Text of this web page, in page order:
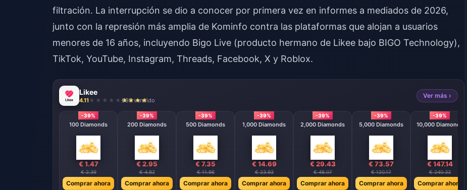
filtración. La interrupción se dio a conocer por primera vez en informes a mediados de 2026,
junto con la represión más amplia de Kominfo contra las plataformas que alojan a usuarios
menores de 16 años, incluyendo Bigo Live (producto hermano de Likee bajo BIGO Technology),
TikTok, YouTube, Instagram, Threads, Facebook, X y Roblox.
Likee
4.11 698 vendido
Ver más ›
-39%
100 Diamonds
€ 1.47
€ 2.39
Comprar ahora
-39%
200 Diamonds
€ 2.95
€ 4.82
Comprar ahora
-39%
500 Diamonds
€ 7.35
€ 11.96
Comprar ahora
-39%
1,000 Diamonds
€ 14.69
€ 23.93
Comprar ahora
-39%
2,000 Diamonds
€ 29.43
€ 48.07
Comprar ahora
-39%
5,000 Diamonds
€ 73.57
€ 120.17
Comprar ahora
-39%
10,000 Diamonds
€ 147.14
€ 240.33
Comprar ahora